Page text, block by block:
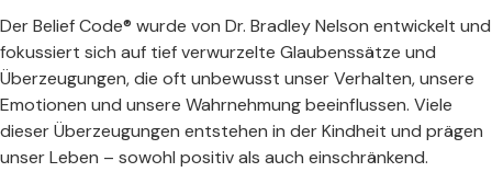
Der Belief Code® wurde von Dr. Bradley Nelson entwickelt und
fokussiert sich auf tief verwurzelte Glaubenssätze und
Überzeugungen, die oft unbewusst unser Verhalten, unsere
Emotionen und unsere Wahrnehmung beeinflussen. Viele
dieser Überzeugungen entstehen in der Kindheit und prägen
unser Leben – sowohl positiv als auch einschränkend.